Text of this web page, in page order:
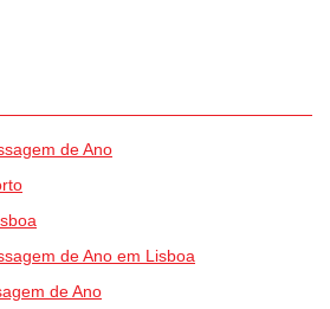
de Ano
de Ano em Lisboa
de Ano